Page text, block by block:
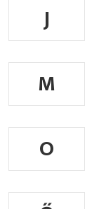
J
M
O